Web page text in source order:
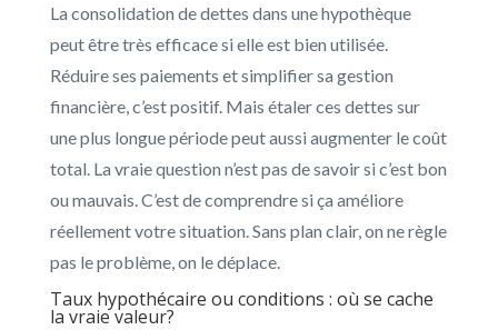
La consolidation de dettes dans une hypothèque
peut être très efficace si elle est bien utilisée.
Réduire ses paiements et simplifier sa gestion
financière, c’est positif. Mais étaler ces dettes sur
une plus longue période peut aussi augmenter le coût
total. La vraie question n’est pas de savoir si c’est bon
ou mauvais. C’est de comprendre si ça améliore
réellement votre situation. Sans plan clair, on ne règle
pas le problème, on le déplace.
Taux hypothécaire ou conditions : où se cache
la vraie valeur?